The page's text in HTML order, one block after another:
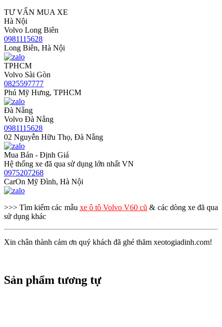
TƯ VẤN MUA XE
Hà Nội
Volvo Long Biên
0981115628
Long Biên, Hà Nội
TPHCM
Volvo Sài Gòn
0825597777
Phú Mỹ Hưng, TPHCM
Đà Nẵng
Volvo Đà Nẵng
0981115628
02 Nguyễn Hữu Thọ, Đà Nẵng
Mua Bán - Định Giá
Hệ thống xe đã qua sử dụng lớn nhất VN
0975207268
CarOn Mỹ Đình, Hà Nội
>>> Tìm kiếm các mẫu xe ô tô Volvo V60 cũ & các dòng xe đã qua
sử dụng khác
Xin chân thành cảm ơn quý khách đã ghé thăm xeotogiadinh.com!
Sản phẩm tương tự